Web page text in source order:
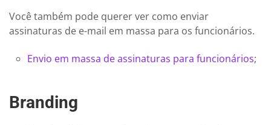
Você também pode querer ver como enviar
assinaturas de e-mail em massa para os funcionários.
Envio em massa de assinaturas para funcionários;
Branding